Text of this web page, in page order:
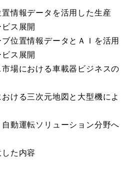
置情報データを活用した生産
ス展開
ブ位置情報データとＡＩを活用
ス展開
市場における車載器ビジネスの
おける三次元地図と大型機によ
自動運転ソリューション分野へ
した内容